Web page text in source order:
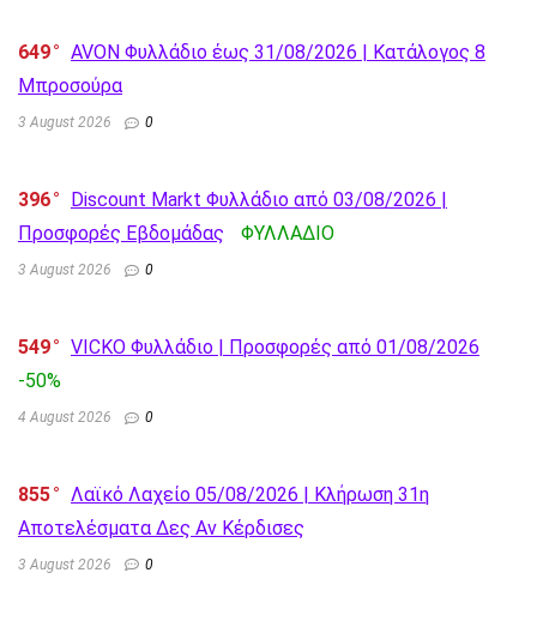
649
AVON Φυλλάδιο έως 31/08/2026 | Κατάλογος 8
Μπροσούρα
3 August 2026 0
396
Discount Markt Φυλλάδιο από 03/08/2026 |
Προσφορές Εβδομάδας
ΦΥΛΛΑΔΙΟ
3 August 2026 0
549
VICKO Φυλλάδιο | Προσφορές από 01/08/2026
-50%
4 August 2026 0
855
Λαϊκό Λαχείο 05/08/2026 | Κλήρωση 31η
Αποτελέσματα Δες Αν Κέρδισες
3 August 2026 0